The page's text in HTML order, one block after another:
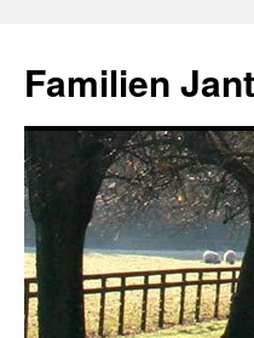
innhold
Familien